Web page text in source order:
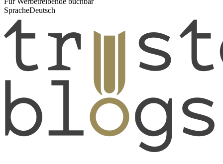
SpracheDeutsch